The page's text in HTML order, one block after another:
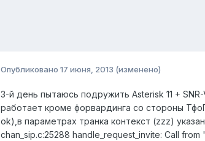
Опубликовано 17 июня, 2013 (изменено)
3-й день пытаюсь подружить Asterisk 11 +
работает кроме форвардинга со стороны
ok),в параметрах транка контекст (zzz)
chan_sip.c:25288 handle_request_invite: Call